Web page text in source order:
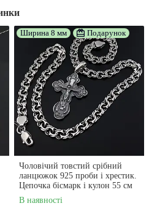
Ширина 8 мм Подарунок
Чоловічий товстий срібний
ланцюжок 925 проби і хрестик.
Цепочка бісмарк і кулон 55 см
В наявності